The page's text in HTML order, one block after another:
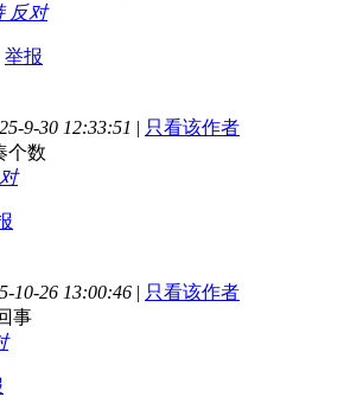
反对
举报
9-30 12:33:51 | 只看该作者
个数
10-26 13:00:46 | 只看该作者
事